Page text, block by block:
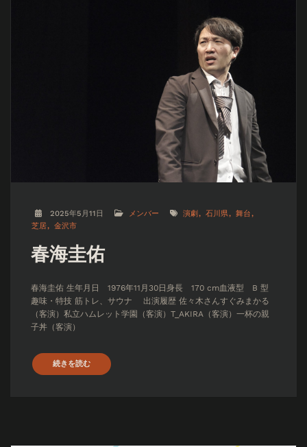
2025年5月11日 メンバー 演劇 石川県
舞台
芝居
金沢市
春海圭佑
春海圭佑 生年月日 1976年11月30日身長 170 cm血液型 B 型
趣味・特技 筋トレ、サウナ 出演履歴 佐々木さんすぐみまかる
（客演）私立ハムレット学園（客演）T_AKIRA（客演）一杯の親
子丼（客演）
続きを読む